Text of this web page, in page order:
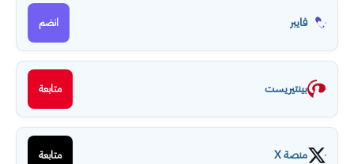
فايبر انضم
بينتيريست متابعة
منصة X متابعة